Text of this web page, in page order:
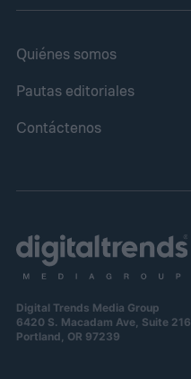
Quiénes somos
Pautas editoriales
Contáctenos
Digital Trends Media Group
6420 S. Macadam Ave, Suite 216
Portland, OR 97239